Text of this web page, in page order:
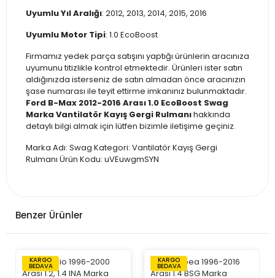
Uyumlu Yıl Aralığı: 2012, 2013, 2014, 2015, 2016
Uyumlu Motor Tipi: 1.0 EcoBoost
Firmamız yedek parça satışını yaptığı ürünlerin aracınıza
uyumunu titizlikle kontrol etmektedir. Ürünleri ister satın
aldığınızda isterseniz de satın almadan önce aracınızın
şase numarası ile teyit ettirme imkanınız bulunmaktadır.
Ford B-Max 2012-2016 Arası 1.0 EcoBoost Swag
Marka Vantilatör Kayış Gergi Rulmanıhakkında
detaylı bilgi almak için lütfen bizimle iletişime geçiniz.
Marka Adı: Swag Kategori: Vantilatör Kayış Gergi
Rulmanı Ürün Kodu: uVEuwgmSYN
Benzer Ürünler
KARGO
BEDAVA
KARGO
BEDAVA